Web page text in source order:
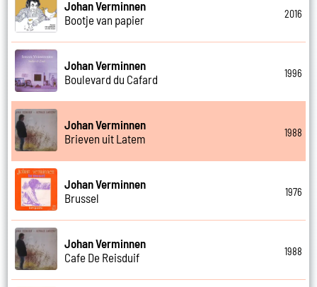
Johan Verminnen
Bootje van papier
2016
Johan Verminnen
Boulevard du Cafard
1996
Johan Verminnen
Brieven uit Latem
1988
Johan Verminnen
Brussel
1976
Johan Verminnen
Cafe De Reisduif
1988